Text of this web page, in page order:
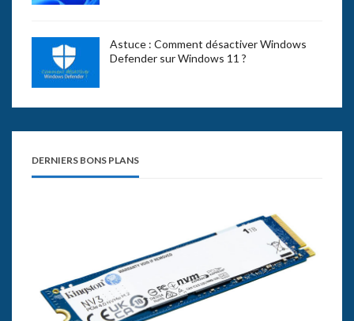
Astuce : Comment désactiver Windows
Defender sur Windows 11 ?
DERNIERS BONS PLANS